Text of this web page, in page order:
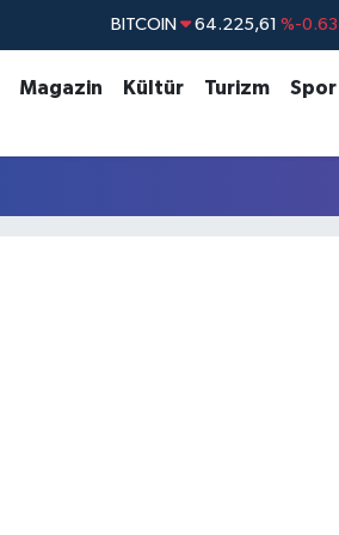
BITCOIN 64.225,61 %-0.63
STERLİN 64,2463 %0.07
Magazin Kültür Turizm Spor